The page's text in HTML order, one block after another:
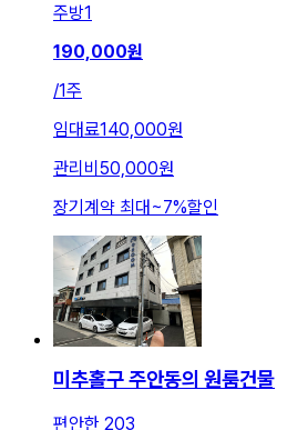
주방1
190,000원
/1주
임대료140,000원
관리비 50,000원
장기계약 최대~7%할인
미추홀구 주안동의 원룸건물
편안한 203